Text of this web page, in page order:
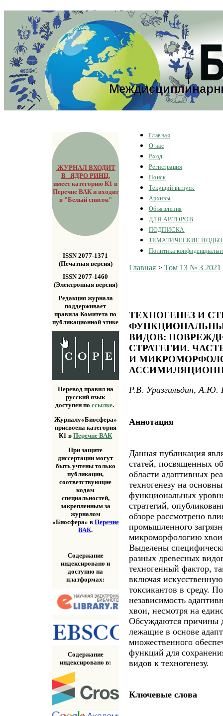
ЖУРНАЛ ВХОДИТ
В ЯДРО РИНЦ,
имеет категорию К1 в
Перечне ВАК и входит
в "Белый список"
ISSN 2077-1371
(Печатная версия)
ISSN 2077-1460
(Электронная версия)
Редакция журнала
поддерживает
правила Комитета по
публикационной этике
Перевод правил на
русский язык
доступен поссылке.
Журналу«Биосфера»
присвоена категория
К1 вПеречне ВАК
При защите
диссертации могут
быть учтены только
публикации,
соответствующие
кодам
специальностей,
закрепленным за
журналом
«Биосфера» в Перечне
ВАК.
Содержание
индексировано и
доступно на
платформах:
Содержание
индексировано в:
Главная
О нас
Вход
Регистрация
Поиск
Текущий выпуск
Архивы
Объявления
ДЛЯ АВТОРОВ
ПОДПИСКА
ТЕМАТИЧЕСКИЕ
Политика
Главная> Том 13 № 3 2021
ТЕХНОГЕНЕЗ И
ВИДОВ:
СТРАТЕГИИ.
И
Р.В. Уразгильдин, А.Ю.
Аннотация
Данная публикация
статей, посвященных
области адаптивных
техногенезу на
функциональных
стратегий,
обзоре рассмотрено
промышленного
микроморфологию хвои
Выделены
разных древесных
техногенный фактор,
включая
токсикантов в среду.
независимость
хвои, несмотря на
Обсуждаются причины
лежащие в основе
множественного
функций для
видов к техногенезу.
Ключевые слова